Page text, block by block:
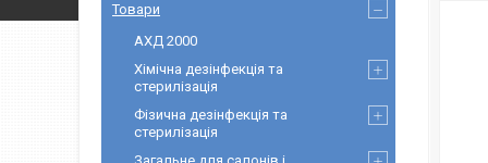
Товари
АХД 2000
Хімічна дезінфекція та
стерилізація
Фізична дезінфекція та
стерилізація